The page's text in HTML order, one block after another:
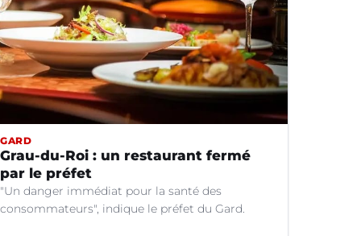
GARD
Grau-du-Roi : un restaurant fermé
par le préfet
"Un danger immédiat pour la santé des
consommateurs", indique le préfet du Gard.